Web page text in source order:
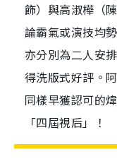
飾）與高淑樺（
論霸氣或演技均
亦分別為二人安
得洗版式好評。
同樣早獲認可的
「四屆視后」！